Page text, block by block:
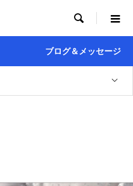

ブログ＆メッセージ